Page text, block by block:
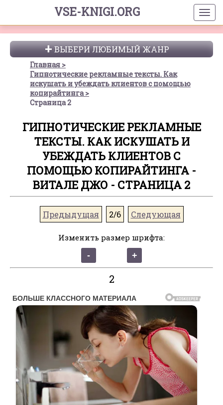
VSE-KNIGI.ORG
ВЫБЕРИ ЛЮБИМЫЙ ЖАНР
Главная
Гипнотические рекламные тексты. Как
искушать и убеждать клиентов с помощью
копирайтинга
Страница 2
ГИПНОТИЧЕСКИЕ РЕКЛАМНЫЕ
ТЕКСТЫ. КАК ИСКУШАТЬ И
УБЕЖДАТЬ КЛИЕНТОВ С
ПОМОЩЬЮ КОПИРАЙТИНГА -
ВИТАЛЕ ДЖО - СТРАНИЦА 2
Предыдущая 2/6 Следующая
Изменить размер шрифта:
2